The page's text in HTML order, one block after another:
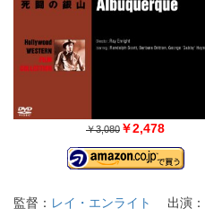
￥3,080 ￥2,478
監督： レイ・エンライト 出演：